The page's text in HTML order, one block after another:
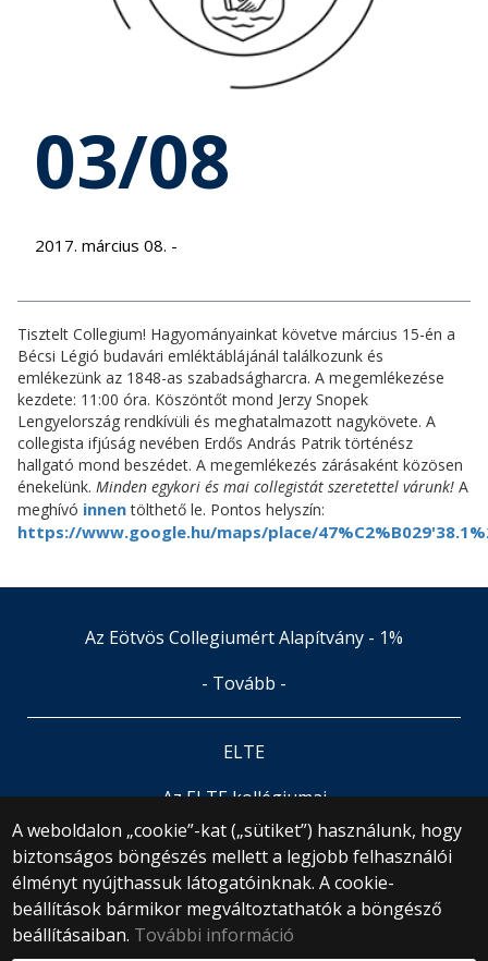
03/08
2017. március 08. -
Tisztelt Collegium! Hagyományainkat követve március 15-én a
Bécsi Légió budavári emléktáblájánál találkozunk és
emlékezünk az 1848-as szabadságharcra. A megemlékezése
kezdete: 11:00 óra. Köszöntőt mond Jerzy Snopek
Lengyelország rendkívüli és meghatalmazott nagykövete. A
collegista ifjúság nevében Erdős András Patrik történész
hallgató mond beszédet. A megemlékezés zárásaként közösen
énekelünk. Minden egykori és mai collegistát szeretettel várunk! A
meghívó innentölthető le. Pontos helyszín:
https://www.google.hu/maps/place/
A weboldalon „cookie”-kat („sütiket”) használunk, hogy
biztonságos böngészés mellett a legjobb felhasználói
élményt nyújthassuk látogatóinknak. A cookie-
beállítások bármikor megváltoztathatók a böngésző
beállításaiban. További információ
Az Eötvös Collegiumért Alapítvány - 1%
- Tovább -
ELTE
Az ELTE kollégiumai
© 2025 Eötvös Loránd Tudományegyetem
Minden jog fenntartva.
1053 Budapest, Egyetem tér 1–3.
Központi telefonszám: +36 1 411 6500